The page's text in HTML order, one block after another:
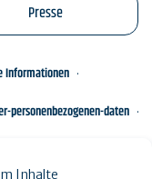
Presse
Informationen
personenbezogenen-daten
Inhalte